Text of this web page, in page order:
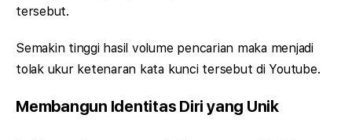
tersebut.
Semakin tinggi hasil volume pencarian maka menjadi
tolak ukur ketenaran kata kunci tersebut di Youtube.
Membangun Identitas Diri yang Unik